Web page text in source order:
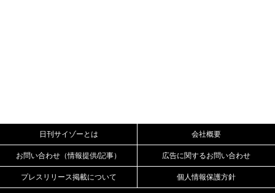
日刊サイゾーとは 会社概要
お問い合わせ（情報提供/記事） 広告に関するお問い合わせ
プレスリリース掲載について 個人情報保護方針